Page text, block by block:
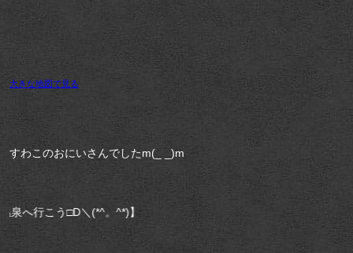
大きな地図で見る
すわこのおにいさんでしたm(_ _)m
。^*)】